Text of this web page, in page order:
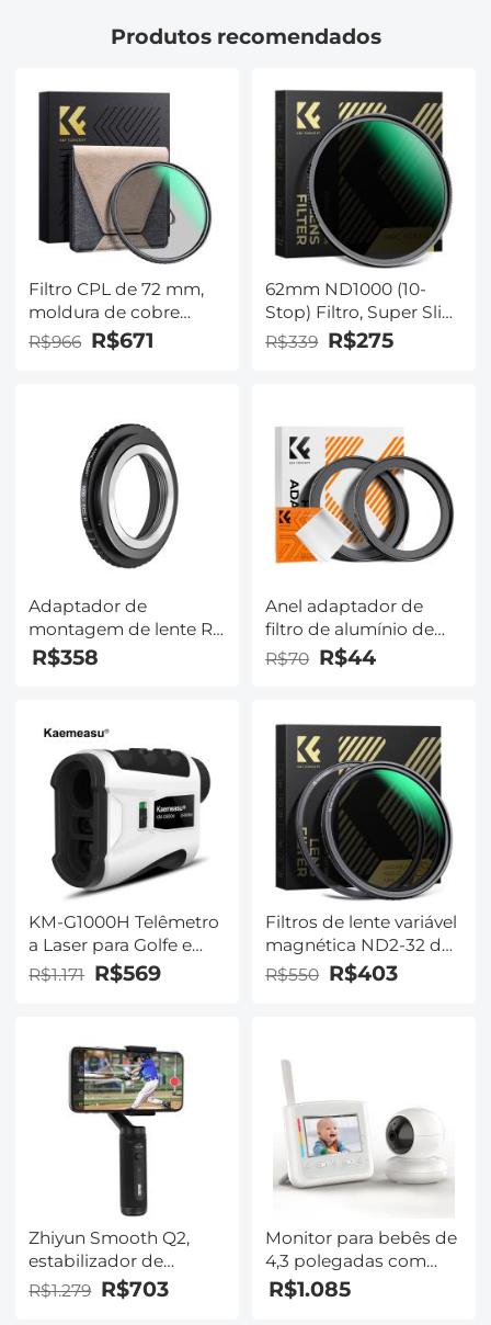
Produtos recomendados
Filtro CPL de 72 mm,
moldura de cobre
ultrafina HD, filme
R$966 R$671
62mm ND1000 (10-
Stop) Filtro, Super Slim
28 Revestimentos
R$339 R$275
Adaptador de
montagem de lente RF
M39 para Canon
Adaptador de lente
R$358
Anel adaptador de
filtro de alumínio de
grau de aviação, anel
intensificador de 58-67
com pano de limpeza
R$70 R$44
KM-G1000H Telêmetro
a Laser para Golfe e
Caça Telêmetro
Medição de distância
de mastro de bandeira
de alta precisão
Varredura contínua em
modo de inclinação
R$1.171 R$569
Filtros de lente variável
magnética ND2-32 de
58 mm
R$550 R$403
Zhiyun Smooth Q2,
estabilizador de
cardan de smartphone
R$1.279 R$703
Monitor para bebês de
4,3 polegadas com
bateria substituível
R$1.085